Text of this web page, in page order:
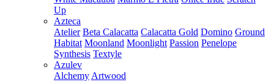
Up
Azteca
Atelier Beta Calacatta Calacatta Gold Domino Ground
Habitat Moonland Moonlight Passion Penelope
Synthesis Textyle
Azulev
Alchemy Artwood